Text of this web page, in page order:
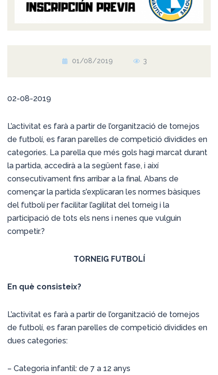
01/08/2019 3
02-08-2019
L’activitat es farà a partir de l’organització de tornejos
de futbolí, es faran parelles de competició dividides en
categories. La parella que més gols hagi marcat durant
la partida, accedirà a la següent fase, i així
consecutivament fins arribar a la final. Abans de
començar la partida s’explicaran les normes bàsiques
del futbolí per facilitar l’agilitat del torneig i la
participació de tots els nens i nenes que vulguin
competir.?
TORNEIG FUTBOLÍ
En què consisteix?
L’activitat es farà a partir de l’organització de tornejos
de futbolí, es faran parelles de competició dividides en
dues categories:
– Categoria infantil: de 7 a 12 anys